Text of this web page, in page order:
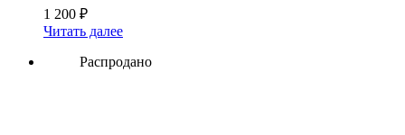
1 200 ₽
Читать далее
Распродано